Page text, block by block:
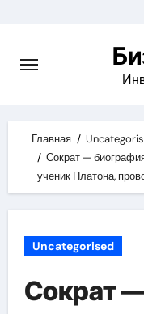
content
Главная
Сократ —
ученик Платона,
Uncategorised
Сократ